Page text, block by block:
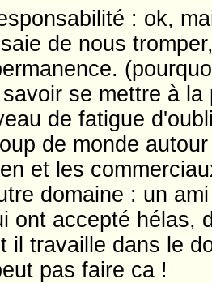
: ok,
de nous
se mettre à
de fatigue
de monde
et les
domaine : un
ont accepté hélas,
il travaille dans le
pas faire ca !